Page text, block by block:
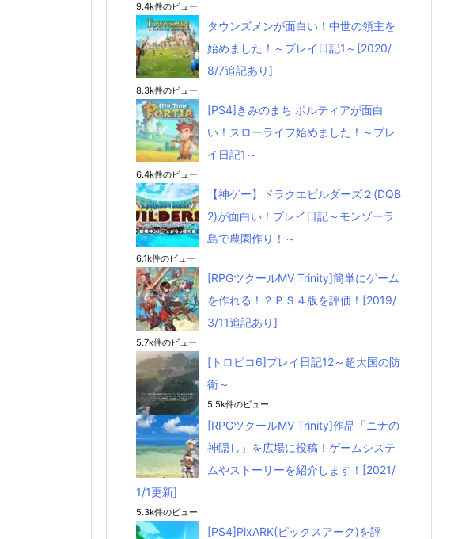
9.4k件のビュー
タウンズメンが面白い！中世の領主を
始めました！～プレイ日記1～[2020/
8/7追記あり]
8.3k件のビュー
[PS4]きみのまち ポルティアが面白
い！スローライフ始めました！～プレ
イ日記1～
6.4k件のビュー
【神ゲー】ドラクエビルダーズ２(DQB
2)が面白い！プレイ日記～モンゾーラ
島で農園作り！～
6.1k件のビュー
[RPGツクールMV Trinity]簡単にゲーム
を作れる！？ＰＳ４版を評価！[2019/
3/11追記あり]
5.7k件のビュー
[トロピコ6]プレイ日記12～超大国の防
衛～
5.5k件のビュー
[RPGツクールMV Trinity]作品「ニナの
神隠し」を広場に投稿！ゲームシステ
ムやストーリーを紹介します！[2021/
1/1更新]
5.3k件のビュー
[PS4]PixARK(ピックスアーク)を評